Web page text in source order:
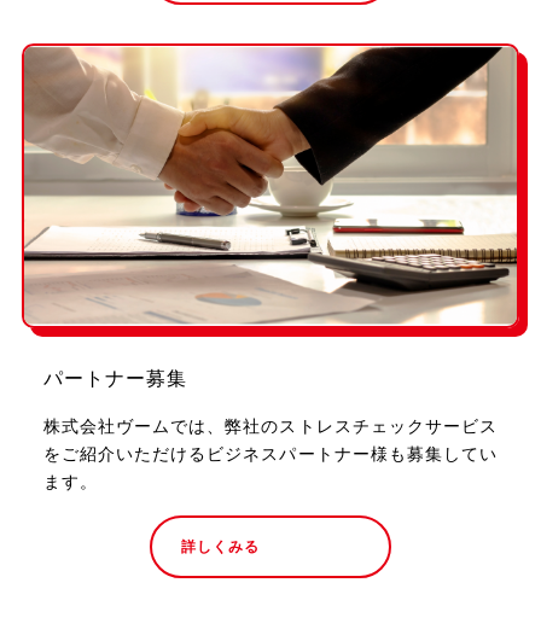
パートナー募集
株式会社ヴームでは、弊社のストレスチェックサービス
をご紹介いただけるビジネスパートナー様も募集してい
ます。
詳しくみる